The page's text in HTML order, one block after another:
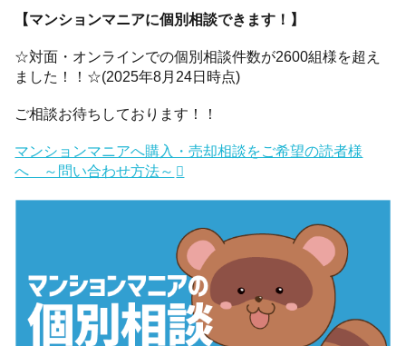
【マンションマニアに個別相談できます！】
☆対面・オンラインでの個別相談件数が2600組様を超え
ました！！☆(2025年8月24日時点)
ご相談お待ちしております！！
マンションマニアへ購入・売却相談をご希望の読者様
へ ～問い合わせ方法～